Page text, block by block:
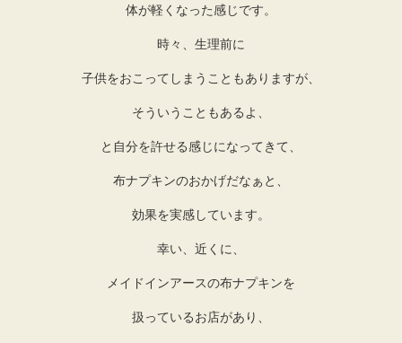
体が軽くなった感じです。
時々、生理前に
子供をおこってしまうこともありますが、
そういうこともあるよ、
と自分を許せる感じになってきて、
布ナプキンのおかげだなぁと、
効果を実感しています。
幸い、近くに、
メイドインアースの布ナプキンを
扱っているお店があり、